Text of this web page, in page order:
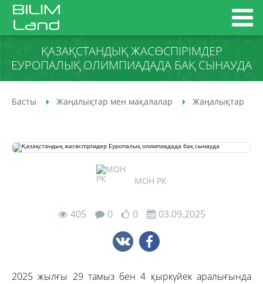
ҚАЗАҚСТАНДЫҚ ЖАСӨСПІРІМДЕР
ЕУРОПАЛЫҚ ОЛИМПИАДАДА БАҚ СЫНАУДА
Басты Жаңалықтар мен мақалалар Жаңалықтар
МОН РК
405 0 0 03.09.2025
2025 жылғы 29 тамыз бен 4 қыркүйек аралығында